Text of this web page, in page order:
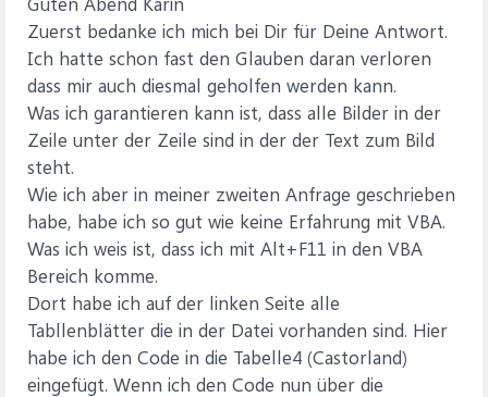
Zuerst bedanke ich mich bei Dir für Deine Antwort.
Ich hatte schon fast den Glauben daran verloren
dass mir auch diesmal geholfen werden kann.
Was ich garantieren kann ist, dass alle Bilder in der
Zeile unter der Zeile sind in der der Text zum Bild
steht.
Wie ich aber in meiner zweiten Anfrage geschrieben
habe, habe ich so gut wie keine Erfahrung mit VBA.
Was ich weis ist, dass ich mit Alt+F11 in den VBA
Bereich komme.
Dort habe ich auf der linken Seite alle
Tabllenblätter die in der Datei vorhanden sind. Hier
habe ich den Code in die Tabelle4 (Castorland)
eingefügt. Wenn ich den Code nun über die